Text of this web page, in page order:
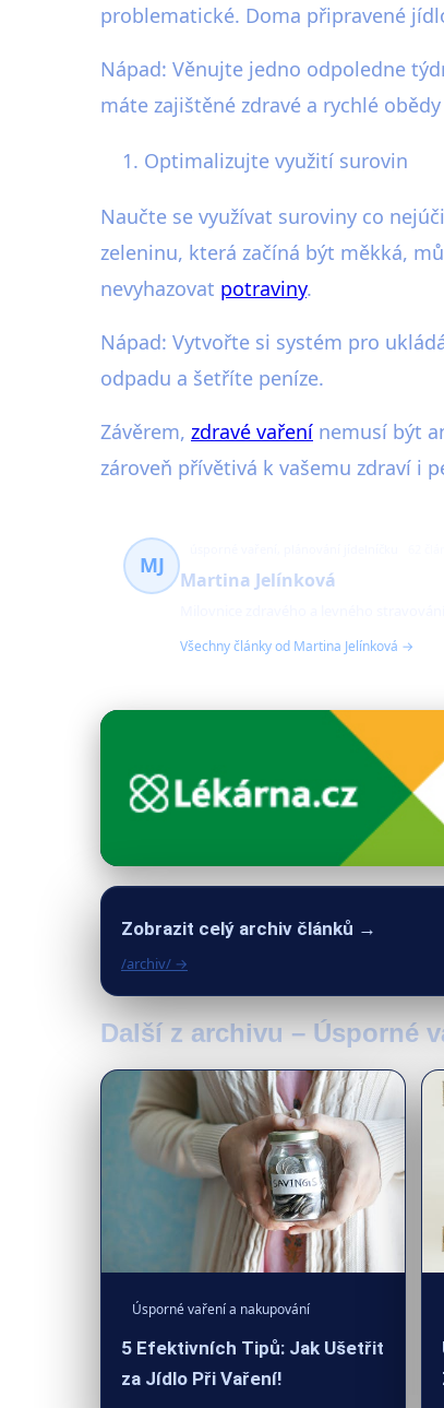
problematické. Doma připravené
Nápad: Věnujte jedno odpoledne
máte zajištěné zdravé a rychlé
Optimalizujte využití surovin
Naučte se využívat suroviny co
zeleninu, která začíná být měkká,
nevyhazovat potraviny.
Nápad: Vytvořte si systém pro
odpadu a šetříte peníze.
Závěrem, zdravé vaření nemusí být
zároveň přívětivá k vašemu zdraví i
MJ
Martina Jelínková
Všechny články od Martina Jelínková →
Zobrazit celý archiv článků →
/archiv/ →
Další z archivu – Úsporné
Úsporné vaření a nakupování
5 Efektivních Tipů: Jak Ušetřit
za Jídlo Při Vaření!